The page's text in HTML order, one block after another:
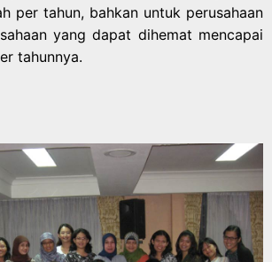
per tahun, bahkan untuk perusahaan
yang dapat dihemat mencapai
tahunnya.